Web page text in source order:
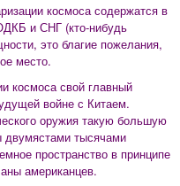
космоса содержатся в
и СНГ (кто-нибудь
это благие пожелания,
место.
космоса свой главный
войне с Китаем.
оружия такую большую
двумястами тысячами
пространство в принципе
американцев.